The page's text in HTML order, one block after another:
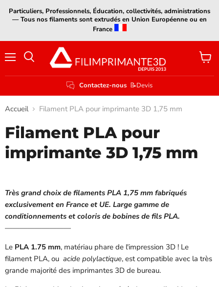
Particuliers, Professionnels, Éducation, collectivités, administrations
— Tous nos filaments sont extrudés en Union Européenne ou en
France
Contactez-nous 📝Devis
Voir
le
Accueil Filament PLA pour imprimante 3D 1,75 mm
Filament PLA pour
imprimante 3D 1,75 mm
Très grand choix de filaments PLA 1,75 mm fabriqués
exclusivement en France et UE. Large gamme de
conditionnements et coloris de bobines de fils PLA.
—————————
Le PLA 1.75 mm, matériau phare de l'impression 3D ! Le
filament PLA, ou acide polylactique, est compatible avec la très
grande majorité des imprimantes 3D de bureau.